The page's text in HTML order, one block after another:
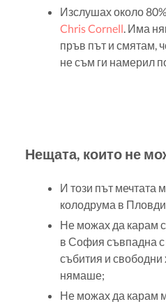
Изслушах около
Chris Cornell. Има
пръв път и смятам,
не съм ги намерил
Нещата, които не
И този път мечтата
колодрума в
Не можах да карам
в София съвпадна с
събития и свободни
нямаше;
Не можах да карам